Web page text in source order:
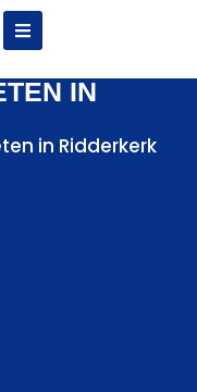
IN
in Ridderkerk